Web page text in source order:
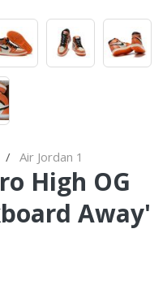
Air Jordan 1
High OG
Away'